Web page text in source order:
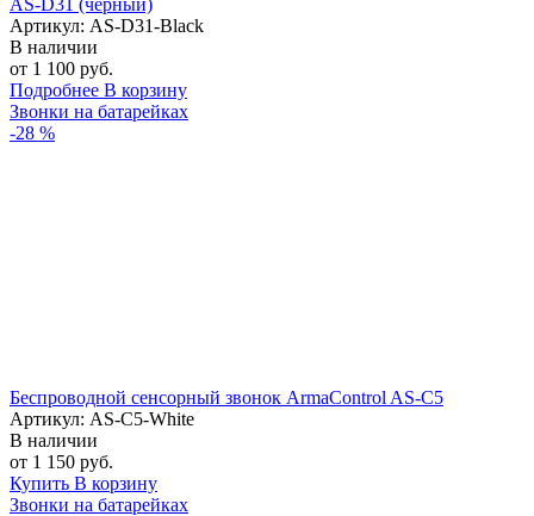
Артикул: AS-D31-Black
В наличии
от 1 100 руб.
Подробнее В корзину
Звонки на батарейках
-28 %
Беспроводной сенсорный звонок ArmaControl AS-C5
Артикул: AS-С5-White
В наличии
от 1 150 руб.
Купить В корзину
Звонки на батарейках